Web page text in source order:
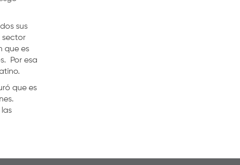
sus
sector
que es
Por esa
que es